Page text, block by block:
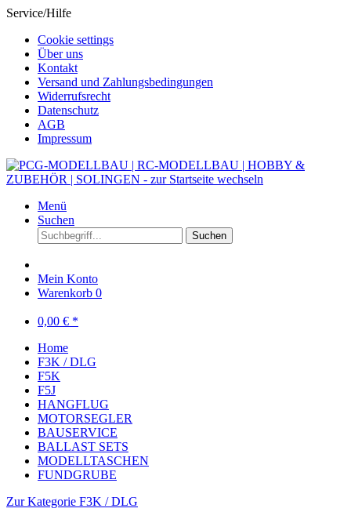
Service/Hilfe
Cookie settings
Über uns
Kontakt
Versand und Zahlungsbedingungen
Widerrufsrecht
Datenschutz
AGB
Impressum
Menü
Suchen
Suchen
Mein Konto
Warenkorb 0
0,00 € *
Home
F3K / DLG
F5K
F5J
HANGFLUG
MOTORSEGLER
BAUSERVICE
BALLAST SETS
MODELLTASCHEN
FUNDGRUBE
Zur Kategorie F3K / DLG